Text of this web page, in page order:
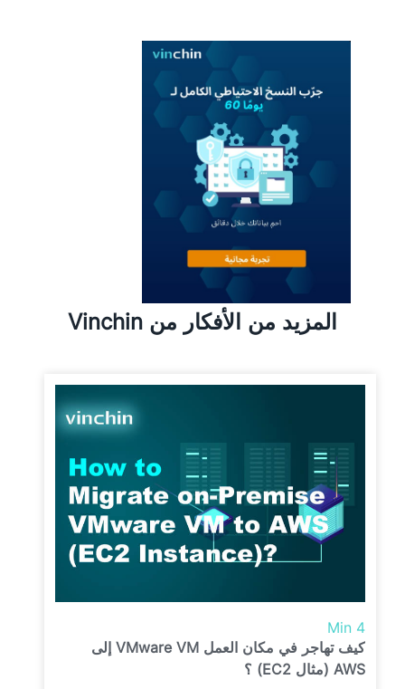
المزيد من الأفكار من Vinchin
4 Min
كيف تهاجر في مكان العمل VMware VM إلى
AWS (مثال EC2) ؟